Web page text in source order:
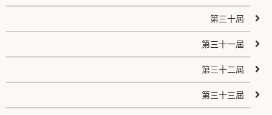
第三十屆
第三十一屆
第三十二屆
第三十三屆